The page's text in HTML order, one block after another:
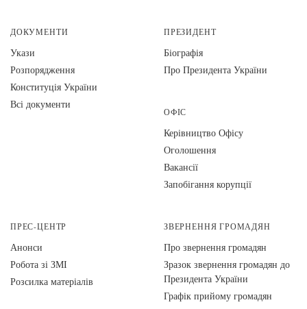
ДОКУМЕНТИ
Укази
Розпорядження
Конституція України
Всі документи
ПРЕЗИДЕНТ
Біографія
Про Президента України
ОФІС
Керівництво Офісу
Оголошення
Вакансії
Запобігання корупції
ПРЕС-ЦЕНТР
Анонси
Робота зі ЗМІ
Розсилка матеріалів
ЗВЕРНЕННЯ ГРОМАДЯН
Про звернення громадян
Зразок звернення громадян до
Президента України
Графік прийому громадян